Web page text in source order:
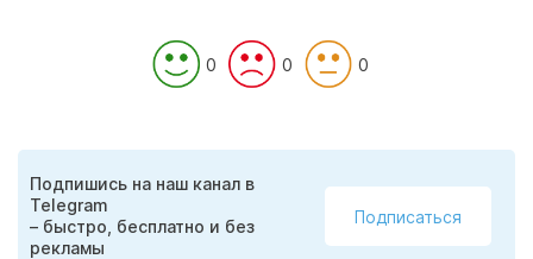
0 0 0
Подпишись на наш канал в
Telegram
– быстро, бесплатно и без
рекламы
Подписаться